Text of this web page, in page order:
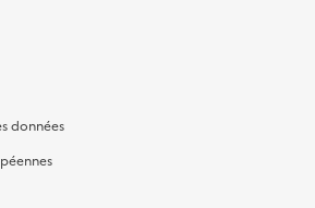
données